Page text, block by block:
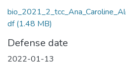
df(1.48 MB)
Defense date
2022-01-13